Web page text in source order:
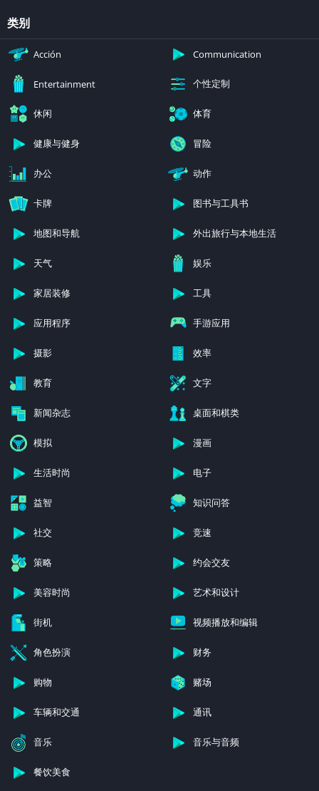
类别
Acción Communication
Entertainment 个性定制
休闲 体育
健康与健身 冒险
办公 动作
卡牌 图书与工具书
地图和导航 外出旅行与本地生活
天气 娱乐
家居装修 工具
应用程序 手游应用
摄影 效率
教育 文字
新闻杂志 桌面和棋类
模拟 漫画
生活时尚 电子
益智 知识问答
社交 竞速
策略 约会交友
美容时尚 艺术和设计
街机 视频播放和编辑
角色扮演 财务
购物 赌场
车辆和交通 通讯
音乐 音乐与音频
餐饮美食